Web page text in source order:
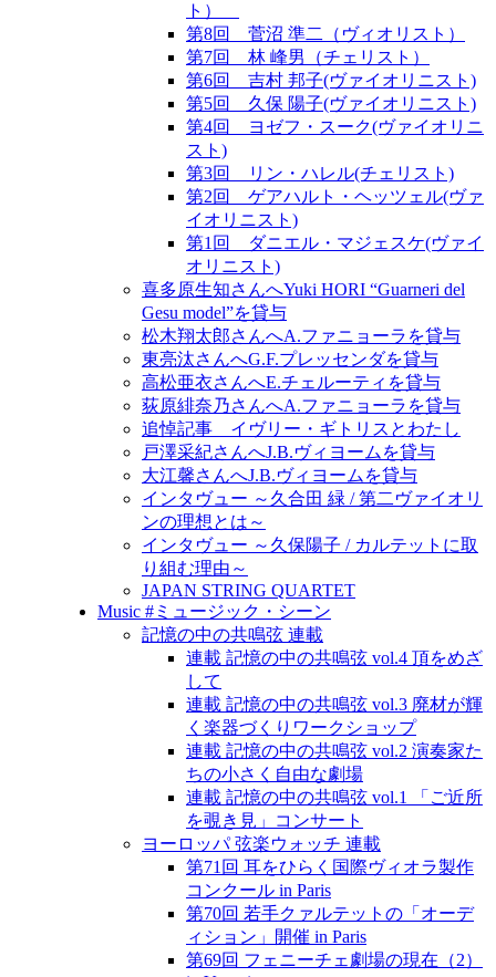
ト）
第8回 菅沼 準二（ヴィオリスト）
第7回 林 峰男（チェリスト）
第6回 吉村 邦子(ヴァイオリニスト)
第5回 久保 陽子(ヴァイオリニスト)
第4回 ヨゼフ・スーク(ヴァイオリニ
スト)
第3回 リン・ハレル(チェリスト)
第2回 ゲアハルト・ヘッツェル(ヴァ
イオリニスト)
第1回 ダニエル・マジェスケ(ヴァイ
オリニスト)
喜多原生知さんへYuki HORI “Guarneri del
Gesu model”を貸与
松木翔太郎さんへA.ファニョーラを貸与
東亮汰さんへG.F.プレッセンダを貸与
高松亜衣さんへE.チェルーティを貸与
荻原緋奈乃さんへA.ファニョーラを貸与
追悼記事 イヴリー・ギトリスとわたし
戸澤采紀さんへJ.B.ヴィヨームを貸与
大江馨さんへJ.B.ヴィヨームを貸与
インタヴュー ～久合田 緑 / 第二ヴァイオリ
ンの理想とは～
インタヴュー ～久保陽子 / カルテットに取
り組む理由～
JAPAN STRING QUARTET
Music #ミュージック・シーン
記憶の中の共鳴弦 連載
連載 記憶の中の共鳴弦 vol.4 頂をめざ
して
連載 記憶の中の共鳴弦 vol.3 廃材が輝
く楽器づくりワークショップ
連載 記憶の中の共鳴弦 vol.2 演奏家た
ちの小さく自由な劇場
連載 記憶の中の共鳴弦 vol.1 「ご近所
を覗き見」コンサート
ヨーロッパ 弦楽ウォッチ 連載
第71回 耳をひらく国際ヴィオラ製作
コンクール in Paris
第70回 若手クァルテットの「オーデ
ィション」開催 in Paris
第69回 フェニーチェ劇場の現在（2）